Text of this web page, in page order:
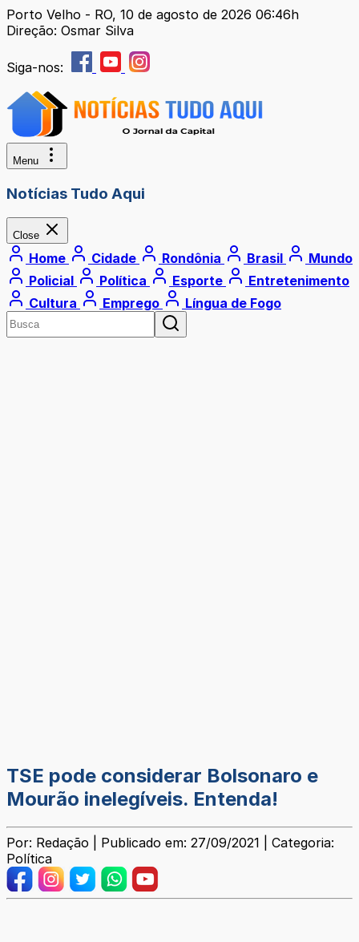
Porto Velho - RO, 10 de agosto de 2026 06:46h
Direção: Osmar Silva
Siga-nos:
Menu
Notícias Tudo Aqui
Close
Home Cidade Rondônia Brasil
Mundo
Policial
Política Esporte
Entretenimento
Cultura
Emprego Língua de Fogo
TSE pode considerar Bolsonaro e
Mourão inelegíveis. Entenda!
Por: Redação | Publicado em: 27/09/2021 | Categoria:
Política